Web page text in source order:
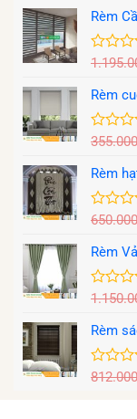
Hoạt
Tài
Lộc
(2026
Phối
Rèm
Cửa
Hút
Tài
Lộc,
Trọng
(2026)
làm
cửa
lưới
chống
muỗi
Đừng
mất
tật
mang”
5
sai
lầm
Rèm
Được
hạng
5
sao
Rèm
Được
hạng
5
sao
355.000
Rèm
Được
hạng
5
sao
650.000
Rèm
Được
hạng
5
sao
Rèm
Được
812.000